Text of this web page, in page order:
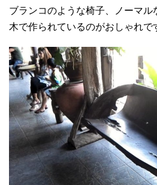
ブランコのような椅子、ノーマル
木で作られているのがおしゃれで